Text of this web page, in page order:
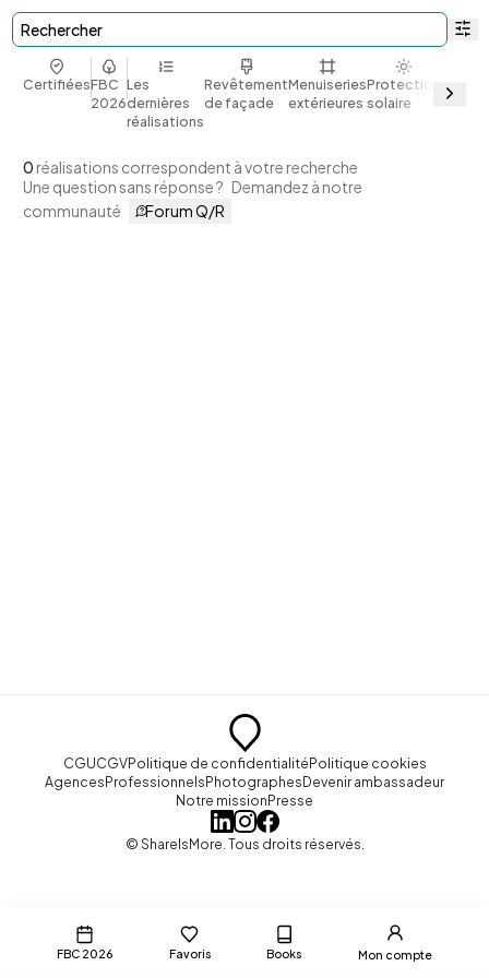
FBC 2026 Favoris Books Mon compte
Rechercher
CertifiéesFBC
2026
Les
dernières
réalisations
Revêtement
de façade
Menuiseries
extérieures
Protection
solaire
Bio et
0 réalisations correspondent à votre recherche
Une question sans réponse ? Demandez à notre
communauté
Forum Q/R
CGUCGVPolitique de confidentialitéPolitique cookies
AgencesProfessionnelsPhotographesDevenir ambassadeur
Notre missionPresse
© ShareIsMore. Tous droits réservés.